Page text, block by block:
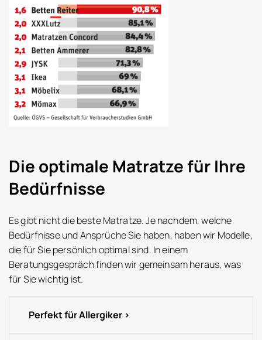
Die optimale Matratze für Ihre
Bedürfnisse
Es gibt nicht die beste Matratze. Je nachdem, welche
Bedürfnisse und Ansprüche Sie haben, haben wir Modelle,
die für Sie persönlich optimal sind. In einem
Beratungsgespräch finden wir gemeinsam heraus, was
für Sie wichtig ist.
Perfekt für Allergiker